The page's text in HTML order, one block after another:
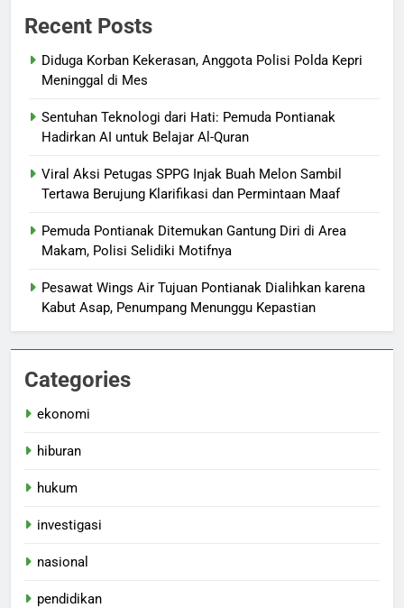
Recent Posts
Diduga Korban Kekerasan, Anggota Polisi Polda Kepri
Meninggal di Mes
Sentuhan Teknologi dari Hati: Pemuda Pontianak
Hadirkan AI untuk Belajar Al-Quran
Viral Aksi Petugas SPPG Injak Buah Melon Sambil
Tertawa Berujung Klarifikasi dan Permintaan Maaf
Pemuda Pontianak Ditemukan Gantung Diri di Area
Makam, Polisi Selidiki Motifnya
Pesawat Wings Air Tujuan Pontianak Dialihkan karena
Kabut Asap, Penumpang Menunggu Kepastian
Categories
ekonomi
hiburan
hukum
investigasi
nasional
pendidikan